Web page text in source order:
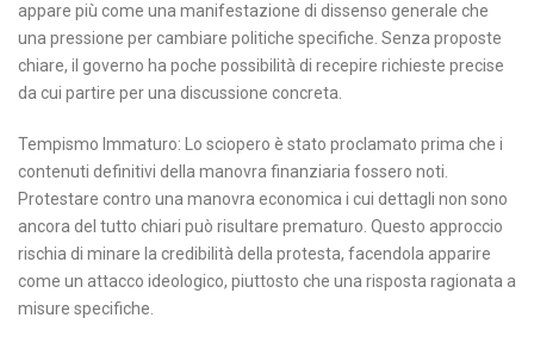
appare più come una manifestazione di dissenso generale che
una pressione per cambiare politiche specifiche. Senza proposte
chiare, il governo ha poche possibilità di recepire richieste precise
da cui partire per una discussione concreta.
Tempismo Immaturo: Lo sciopero è stato proclamato prima che i
contenuti definitivi della manovra finanziaria fossero noti.
Protestare contro una manovra economica i cui dettagli non sono
ancora del tutto chiari può risultare prematuro. Questo approccio
rischia di minare la credibilità della protesta, facendola apparire
come un attacco ideologico, piuttosto che una risposta ragionata a
misure specifiche.